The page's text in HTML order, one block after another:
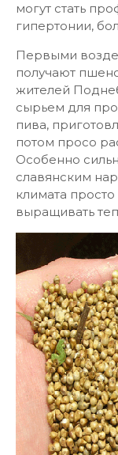
могут стать
гипертонии,
Первыми
получают
жителей
сырьем для
пива,
потом просо
Особенно
славянским
климата
выращивать